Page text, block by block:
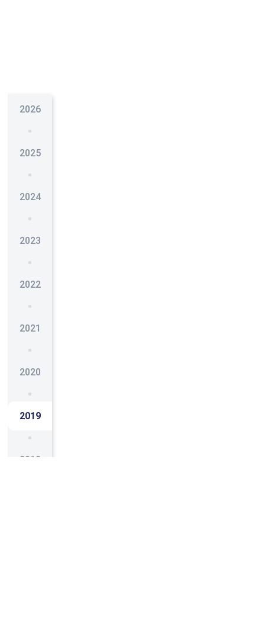
2026
2025
2024
2023
2022
2021
2020
2019
2018